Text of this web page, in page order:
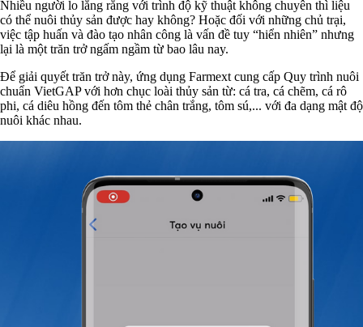
Nhiều người lo lắng rằng với trình độ kỹ thuật không chuyên thì liệu
có thể nuôi thủy sản được hay không? Hoặc đối với những chủ trại,
việc tập huấn và đào tạo nhân công là vấn đề tuy “hiển nhiên” nhưng
lại là một trăn trở ngấm ngầm từ bao lâu nay.
Để giải quyết trăn trở này, ứng dụng Farmext cung cấp Quy trình nuôi
chuẩn VietGAP với hơn chục loài thủy sản từ: cá tra, cá chẽm, cá rô
phi, cá diêu hồng đến tôm thẻ chân trắng, tôm sú,... với đa dạng mật độ
nuôi khác nhau.